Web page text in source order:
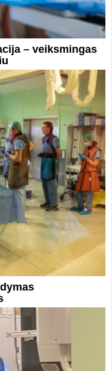
– veiksmingas